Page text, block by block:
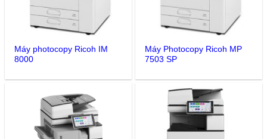
Máy photocopy Ricoh IM
8000
Máy Photocopy Ricoh MP
7503 SP